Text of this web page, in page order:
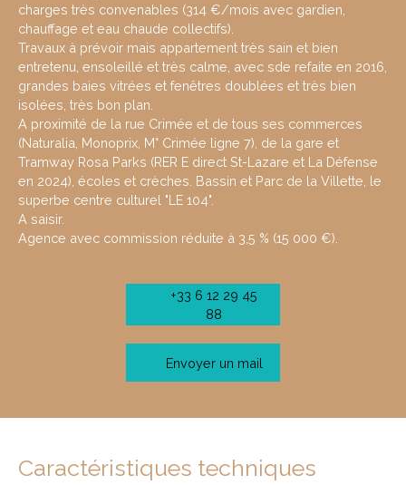
charges très convenables (314 €/mois avec gardien,
chauffage et eau chaude collectifs).
Travaux à prévoir mais appartement très sain et bien
entretenu, ensoleillé et très calme, avec sde refaite en 2016,
grandes baies vitrées et fenêtres doublées et très bien
isolées, très bon plan.
A proximité de la rue Crimée et de tous ses commerces
(Naturalia, Monoprix, M° Crimée ligne 7), de la gare et
Tramway Rosa Parks (RER E direct St-Lazare et La Défense
en 2024), écoles et crèches. Bassin et Parc de la Villette, le
superbe centre culturel "LE 104".
A saisir.
Agence avec commission réduite à 3,5 % (15 000 €).
+33 6 12 29 45
88
Envoyer un mail
Caractéristiques techniques